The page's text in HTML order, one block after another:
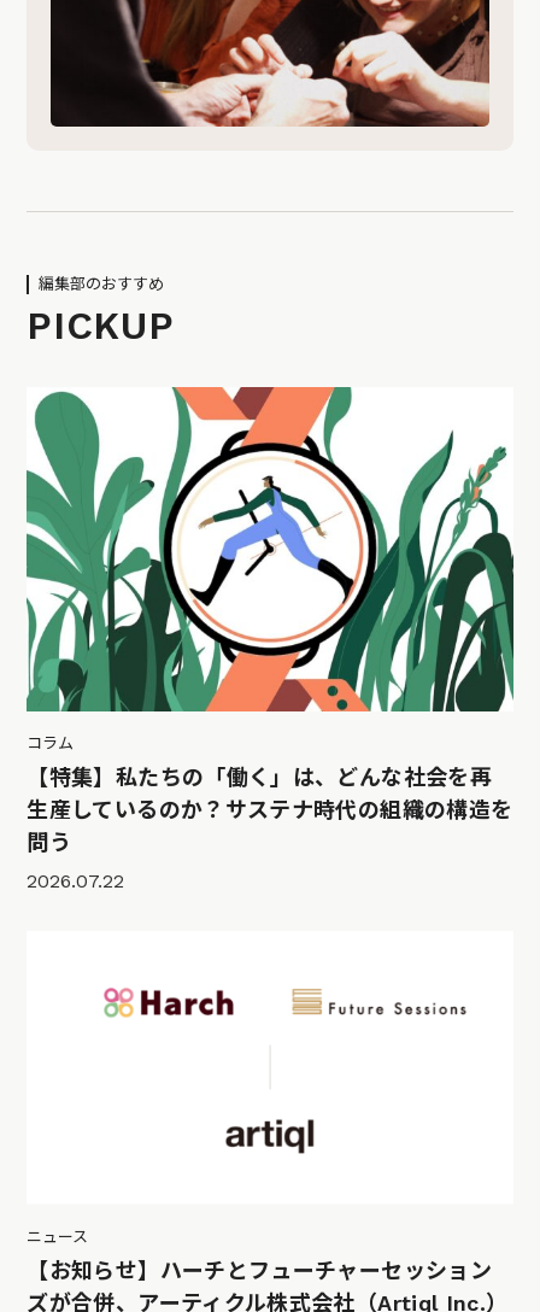
編集部のおすすめ
PICKUP
コラム
【特集】私たちの「働く」は、どんな社会を再
生産しているのか？サステナ時代の組織の構造を
問う
2026.07.22
ニュース
【お知らせ】ハーチとフューチャーセッション
ズが合併、アーティクル株式会社（Artiql Inc.）